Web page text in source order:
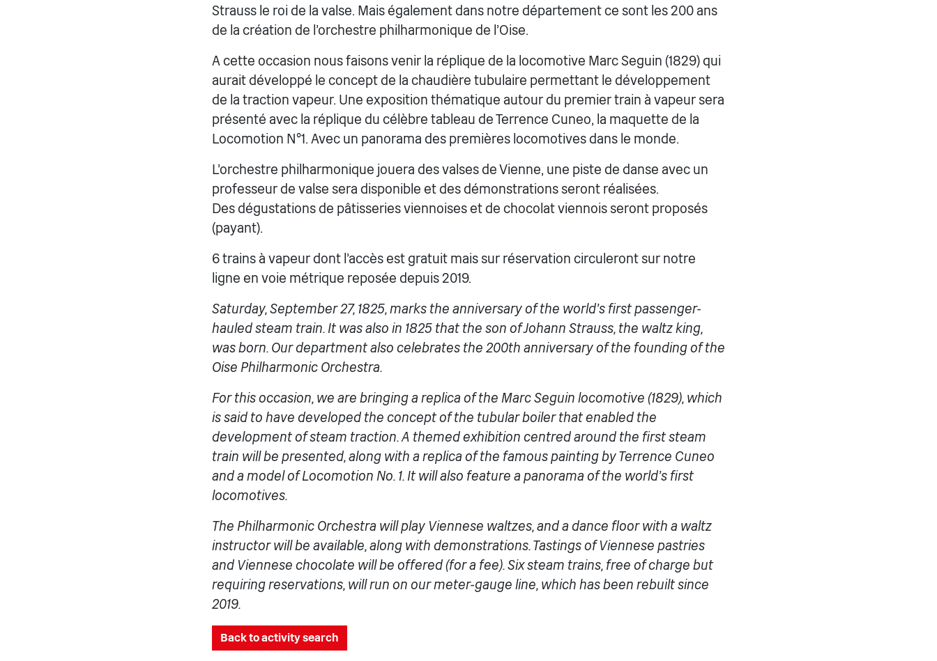
Strauss le roi de la valse. Mais également dans notre département ce sont les 200 ans
de la création de l’orchestre philharmonique de l’Oise.
A cette occasion nous faisons venir la réplique de la locomotive Marc Seguin (1829) qui
aurait développé le concept de la chaudière tubulaire permettant le développement
de la traction vapeur. Une exposition thématique autour du premier train à vapeur sera
présenté avec la réplique du célèbre tableau de Terrence Cuneo, la maquette de la
Locomotion N°1. Avec un panorama des premières locomotives dans le monde.
L’orchestre philharmonique jouera des valses de Vienne, une piste de danse avec un
professeur de valse sera disponible et des démonstrations seront réalisées.
Des dégustations de pâtisseries viennoises et de chocolat viennois seront proposés
(payant).
6 trains à vapeur dont l’accès est gratuit mais sur réservation circuleront sur notre
ligne en voie métrique reposée depuis 2019.
Saturday, September 27, 1825, marks the anniversary of the world’s first passenger-
hauled steam train. It was also in 1825 that the son of Johann Strauss, the waltz king,
was born. Our department also celebrates the 200th anniversary of the founding of the
Oise Philharmonic Orchestra.
For this occasion, we are bringing a replica of the Marc Seguin locomotive (1829), which
is said to have developed the concept of the tubular boiler that enabled the
development of steam traction. A themed exhibition centred around the first steam
train will be presented, along with a replica of the famous painting by Terrence Cuneo
and a model of Locomotion No. 1. It will also feature a panorama of the world’s first
locomotives.
The Philharmonic Orchestra will play Viennese waltzes, and a dance floor with a waltz
instructor will be available, along with demonstrations.Tastings of Viennese pastries
and Viennese chocolate will be offered (for a fee).Six steam trains, free of charge but
requiring reservations, will run on our meter-gauge line, which has been rebuilt since
2019.
Back to activity search